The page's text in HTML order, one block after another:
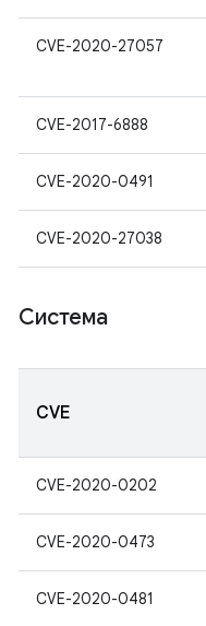
CVE-2020-27057
CVE-2017-6888
CVE-2020-0491
CVE-2020-27038
Система
CVE
CVE-2020-0202
CVE-2020-0473
CVE-2020-0481